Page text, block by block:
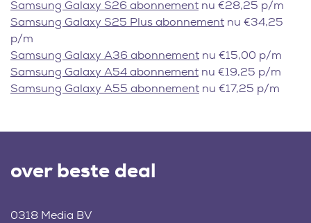
Samsung Galaxy S26 abonnement nu €28,25 p/m
Samsung Galaxy S25 Plus abonnement nu €34,25
p/m
Samsung Galaxy A36 abonnement nu €15,00 p/m
Samsung Galaxy A54 abonnement nu €19,25 p/m
Samsung Galaxy A55 abonnement nu €17,25 p/m
over beste deal
0318 Media BV